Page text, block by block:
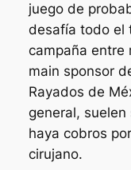
juego de
desafía todo el
campaña entre
main sponsor
Rayados de
general,
haya cobros
cirujano.